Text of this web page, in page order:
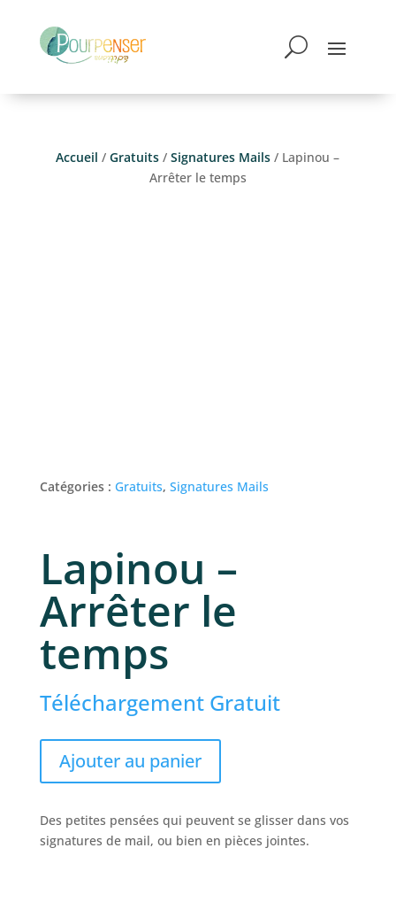
Accueil /Gratuits /Signatures Mails / Lapinou –
Arrêter le temps
Catégories : Gratuits, Signatures Mails
Lapinou –
Arrêter le
temps
Téléchargement Gratuit
Ajouter au panier
Des petites pensées qui peuvent se glisser dans vos
signatures de mail, ou bien en pièces jointes.